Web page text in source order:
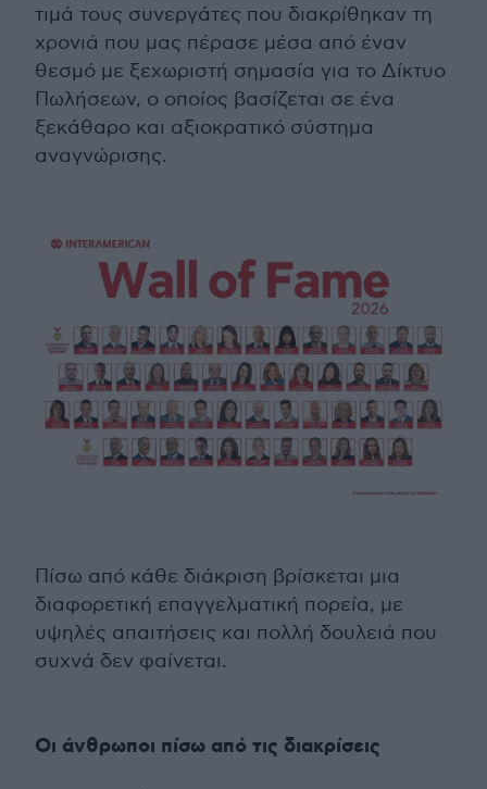
τιμά τους συνεργάτες που διακρίθηκαν τη
χρονιά που μας πέρασε μέσα από έναν
θεσμό με ξεχωριστή σημασία για το Δίκτυο
Πωλήσεων, ο οποίος βασίζεται σε ένα
ξεκάθαρο και αξιοκρατικό σύστημα
αναγνώρισης.
Πίσω από κάθε διάκριση βρίσκεται μια
διαφορετική επαγγελματική πορεία, με
υψηλές απαιτήσεις και πολλή δουλειά που
συχνά δεν φαίνεται.
Οι άνθρωποι πίσω από τις διακρίσεις